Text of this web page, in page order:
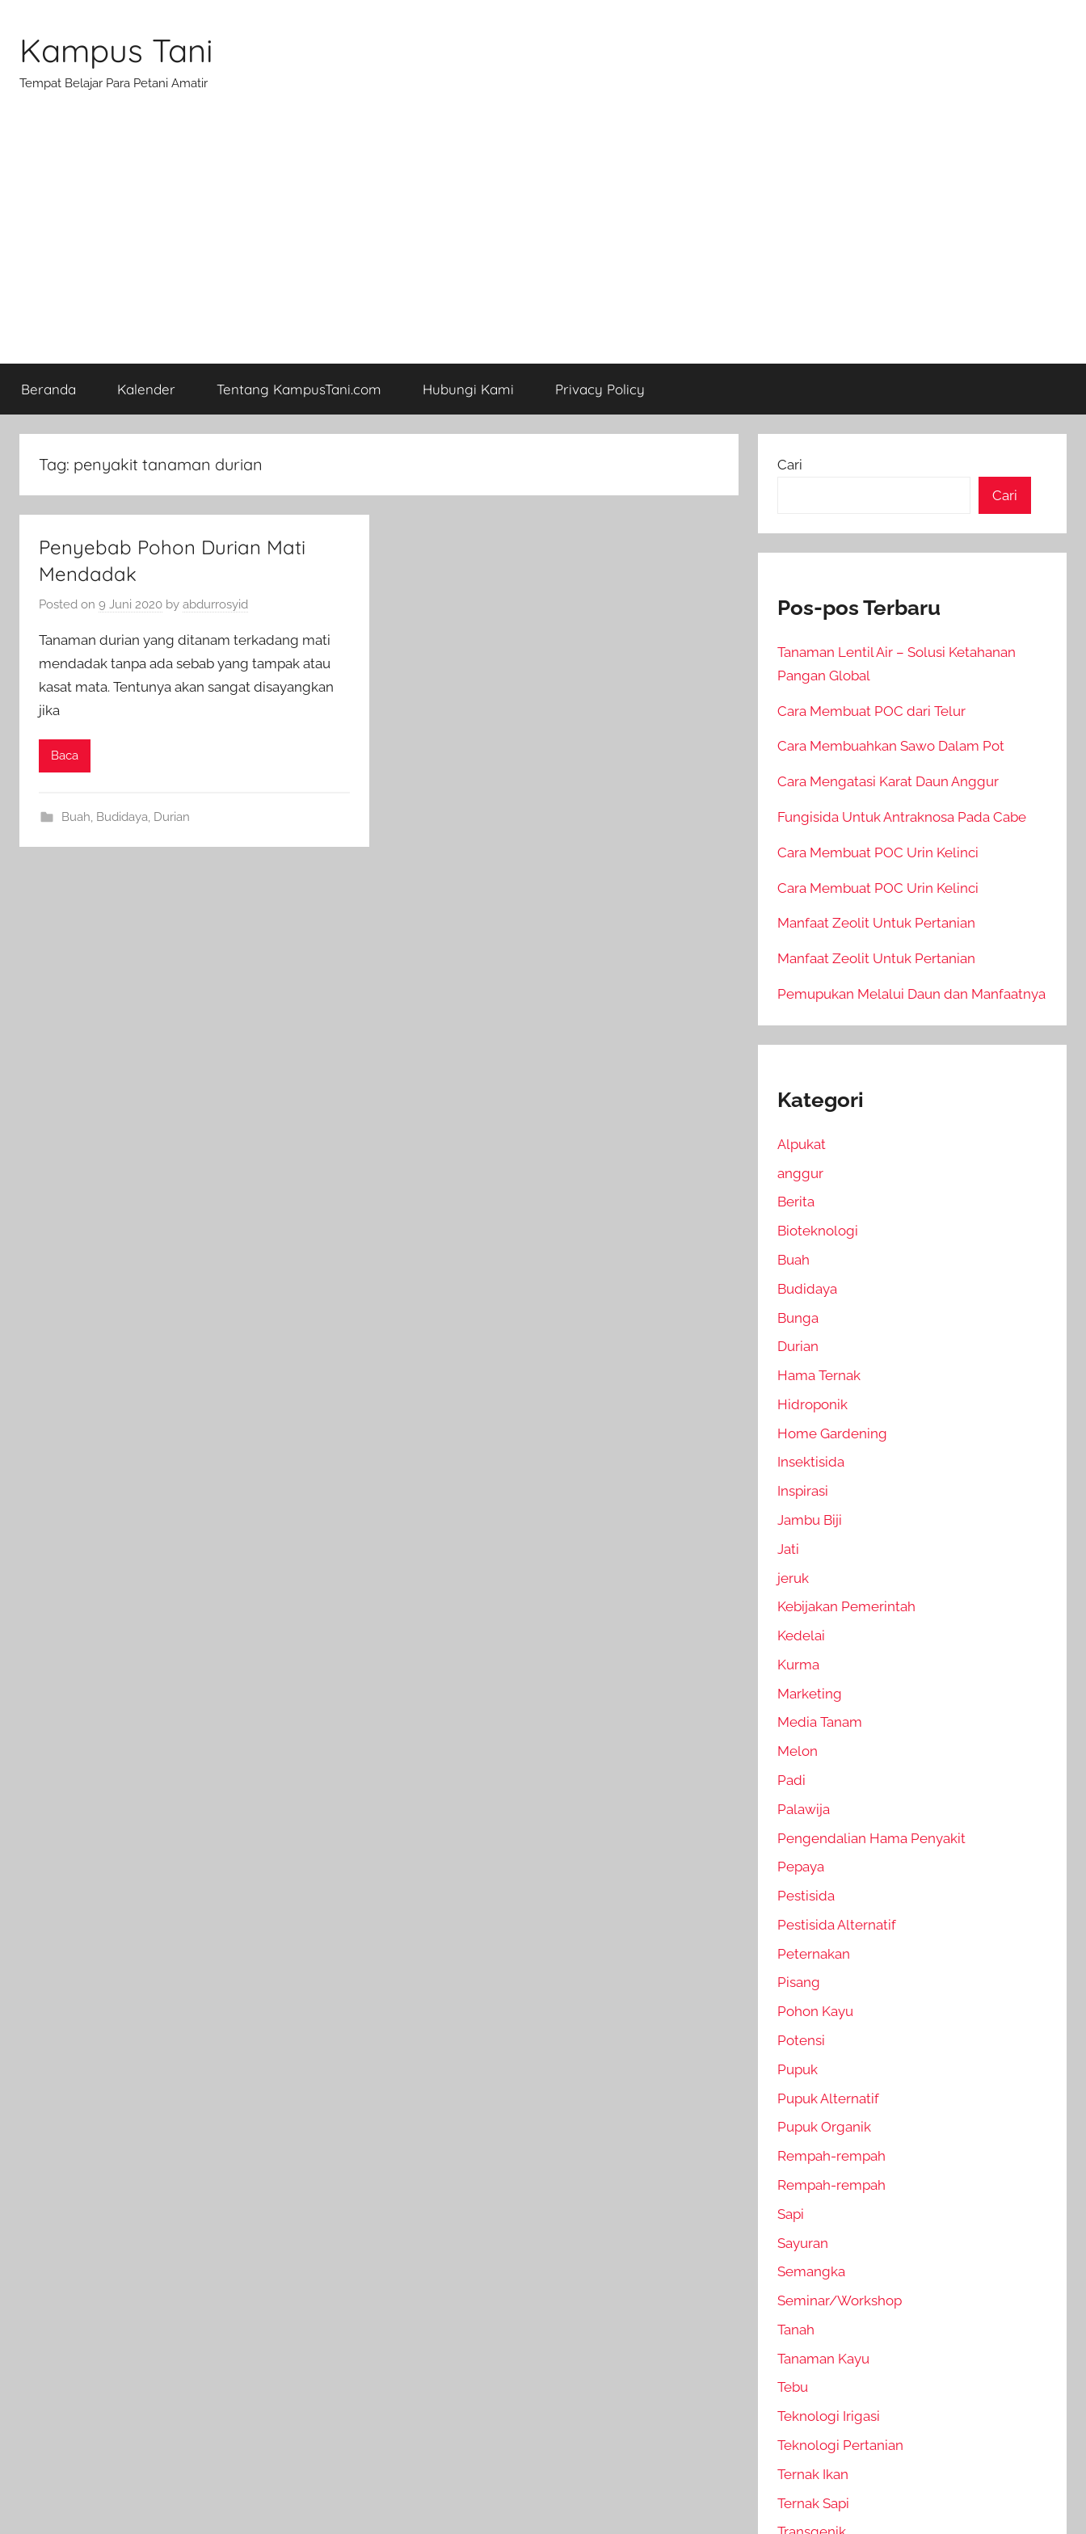
content
Kampus Tani
Tempat Belajar Para Petani Amatir
Beranda Kalender Tentang KampusTani.com Hubungi Kami Privacy Policy
Tag: penyakit tanaman durian
Penyebab Pohon Durian Mati
Mendadak
Posted on 9 Juni 2020 by abdurrosyid
Tanaman durian yang ditanam terkadang mati
mendadak tanpa ada sebab yang tampak atau
kasat mata. Tentunya akan sangat disayangkan
jika
Baca
Buah, Budidaya, Durian
Cari
Cari
Pos-pos Terbaru
Tanaman Lentil Air – Solusi Ketahanan
Pangan Global
Cara Membuat POC dari Telur
Cara Membuahkan Sawo Dalam Pot
Cara Mengatasi Karat Daun Anggur
Fungisida Untuk Antraknosa Pada Cabe
Cara Membuat POC Urin Kelinci
Cara Membuat POC Urin Kelinci
Manfaat Zeolit Untuk Pertanian
Manfaat Zeolit Untuk Pertanian
Pemupukan Melalui Daun dan Manfaatnya
Kategori
Alpukat
anggur
Berita
Bioteknologi
Buah
Budidaya
Bunga
Durian
Hama Ternak
Hidroponik
Home Gardening
Insektisida
Inspirasi
Jambu Biji
Jati
jeruk
Kebijakan Pemerintah
Kedelai
Kurma
Marketing
Media Tanam
Melon
Padi
Palawija
Pengendalian Hama Penyakit
Pepaya
Pestisida
Pestisida Alternatif
Peternakan
Pisang
Pohon Kayu
Potensi
Pupuk
Pupuk Alternatif
Pupuk Organik
Rempah-rempah
Rempah-rempah
Sapi
Sayuran
Semangka
Seminar/Workshop
Tanah
Tanaman Kayu
Tebu
Teknologi Irigasi
Teknologi Pertanian
Ternak Ikan
Ternak Sapi